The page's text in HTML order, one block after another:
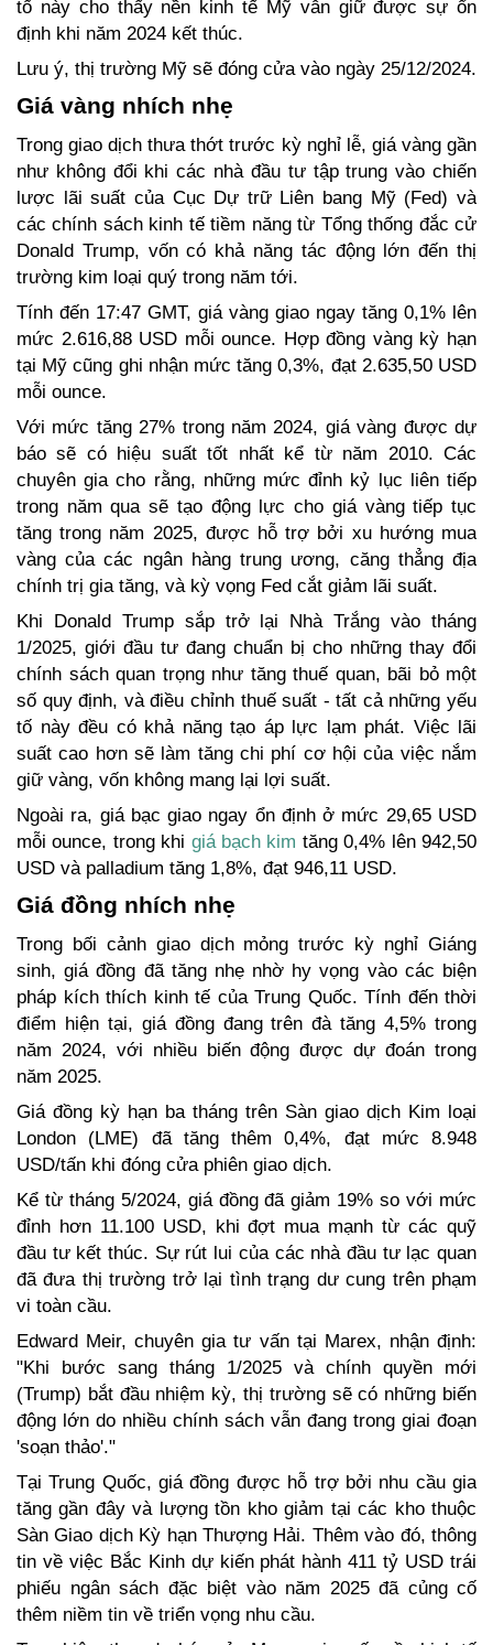
tố này cho thấy nền kinh tế Mỹ vẫn giữ được sự ổn
định khi năm 2024 kết thúc.
Lưu ý, thị trường Mỹ sẽ đóng cửa vào ngày 25/12/2024.
Giá vàng nhích nhẹ
Trong giao dịch thưa thớt trước kỳ nghỉ lễ, giá vàng gần
như không đổi khi các nhà đầu tư tập trung vào chiến
lược lãi suất của Cục Dự trữ Liên bang Mỹ (Fed) và
các chính sách kinh tế tiềm năng từ Tổng thống đắc cử
Donald Trump, vốn có khả năng tác động lớn đến thị
trường kim loại quý trong năm tới.
Tính đến 17:47 GMT, giá vàng giao ngay tăng 0,1% lên
mức 2.616,88 USD mỗi ounce. Hợp đồng vàng kỳ hạn
tại Mỹ cũng ghi nhận mức tăng 0,3%, đạt 2.635,50 USD
mỗi ounce.
Với mức tăng 27% trong năm 2024, giá vàng được dự
báo sẽ có hiệu suất tốt nhất kể từ năm 2010. Các
chuyên gia cho rằng, những mức đỉnh kỷ lục liên tiếp
trong năm qua sẽ tạo động lực cho giá vàng tiếp tục
tăng trong năm 2025, được hỗ trợ bởi xu hướng mua
vàng của các ngân hàng trung ương, căng thẳng địa
chính trị gia tăng, và kỳ vọng Fed cắt giảm lãi suất.
Khi Donald Trump sắp trở lại Nhà Trắng vào tháng
1/2025, giới đầu tư đang chuẩn bị cho những thay đổi
chính sách quan trọng như tăng thuế quan, bãi bỏ một
số quy định, và điều chỉnh thuế suất - tất cả những yếu
tố này đều có khả năng tạo áp lực lạm phát. Việc lãi
suất cao hơn sẽ làm tăng chi phí cơ hội của việc nắm
giữ vàng, vốn không mang lại lợi suất.
Ngoài ra, giá bạc giao ngay ổn định ở mức 29,65 USD
mỗi ounce, trong khi giá bạch kim tăng 0,4% lên 942,50
USD và palladium tăng 1,8%, đạt 946,11 USD.
Giá đồng nhích nhẹ
Trong bối cảnh giao dịch mỏng trước kỳ nghỉ Giáng
sinh, giá đồng đã tăng nhẹ nhờ hy vọng vào các biện
pháp kích thích kinh tế của Trung Quốc. Tính đến thời
điểm hiện tại, giá đồng đang trên đà tăng 4,5% trong
năm 2024, với nhiều biến động được dự đoán trong
năm 2025.
Giá đồng kỳ hạn ba tháng trên Sàn giao dịch Kim loại
London (LME) đã tăng thêm 0,4%, đạt mức 8.948
USD/tấn khi đóng cửa phiên giao dịch.
Kể từ tháng 5/2024, giá đồng đã giảm 19% so với mức
đỉnh hơn 11.100 USD, khi đợt mua mạnh từ các quỹ
đầu tư kết thúc. Sự rút lui của các nhà đầu tư lạc quan
đã đưa thị trường trở lại tình trạng dư cung trên phạm
vi toàn cầu.
Edward Meir, chuyên gia tư vấn tại Marex, nhận định:
"Khi bước sang tháng 1/2025 và chính quyền mới
(Trump) bắt đầu nhiệm kỳ, thị trường sẽ có những biến
động lớn do nhiều chính sách vẫn đang trong giai đoạn
'soạn thảo'."
Tại Trung Quốc, giá đồng được hỗ trợ bởi nhu cầu gia
tăng gần đây và lượng tồn kho giảm tại các kho thuộc
Sàn Giao dịch Kỳ hạn Thượng Hải. Thêm vào đó, thông
tin về việc Bắc Kinh dự kiến phát hành 411 tỷ USD trái
phiếu ngân sách đặc biệt vào năm 2025 đã củng cố
thêm niềm tin về triển vọng nhu cầu.